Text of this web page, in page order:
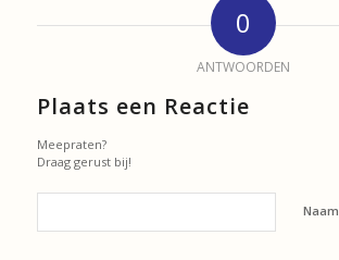
0
ANTWOORDEN
Plaats een Reactie
Meepraten?
Draag gerust bij!
Naam